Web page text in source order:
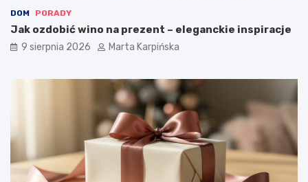
–
4
a
p
a
n
o
k
c
a
DOM PORADY
Jak ozdobić wino na prezent – eleganckie inspiracje
9 sierpnia 2026 Marta Karpińska